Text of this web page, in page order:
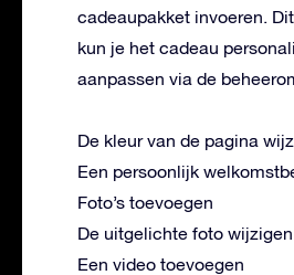
cadeaupakket invoeren.
kun je het cadeau
aanpassen via de
De kleur van de pagina
Een persoonlijk
Foto’s toevoegen
De uitgelichte foto wijzigen
Een video toevoegen